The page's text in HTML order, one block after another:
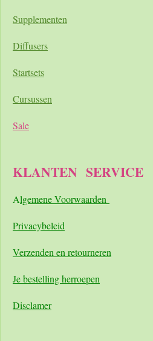
Supplementen
Diffusers
Startsets
Cursussen
Sale
KLANTEN SERVICE
Algemene Voorwaarden
Privacybeleid
Verzenden en retourneren
Je bestelling herroepen
Disclamer